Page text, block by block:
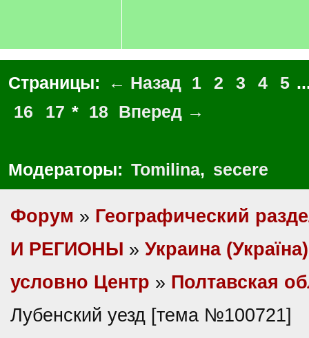
Страницы: ← Назад 1 2 3 4 5
16
17 * 18 Вперед →
Модераторы: Tomilina, secere
Форум » Географический
И РЕГИОНЫ » Украина (Україна)
условно Центр » Полтавская
Лубенский уезд [тема №100721]